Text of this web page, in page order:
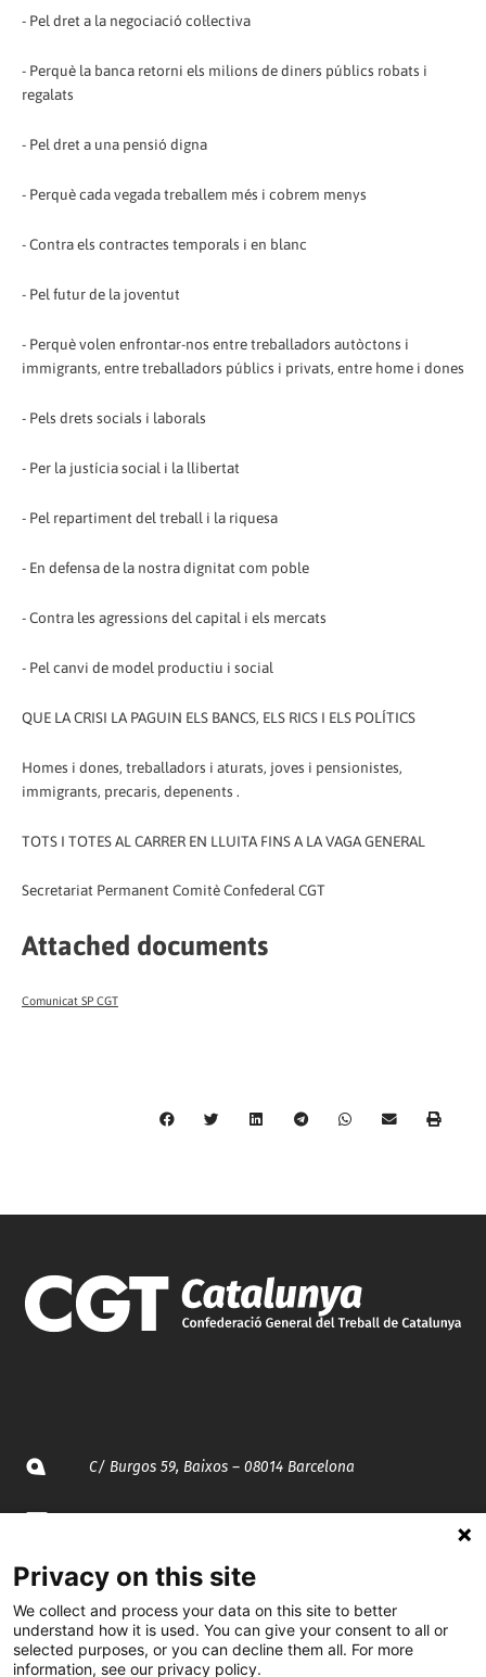
- Pel dret a la negociació col·lectiva
- Perquè la banca retorni els milions de diners públics robats i
regalats
- Pel dret a una pensió digna
- Perquè cada vegada treballem més i cobrem menys
- Contra els contractes temporals i en blanc
- Pel futur de la joventut
- Perquè volen enfrontar-nos entre treballadors autòctons i
immigrants, entre treballadors públics i privats, entre home i dones
- Pels drets socials i laborals
- Per la justícia social i la llibertat
- Pel repartiment del treball i la riquesa
- En defensa de la nostra dignitat com poble
- Contra les agressions del capital i els mercats
- Pel canvi de model productiu i social
QUE LA CRISI LA PAGUIN ELS BANCS, ELS RICS I ELS POLÍTICS
Homes i dones, treballadors i aturats, joves i pensionistes,
immigrants, precaris, depenents .
TOTS I TOTES AL CARRER EN LLUITA FINS A LA VAGA GENERAL
Secretariat Permanent Comitè Confederal CGT
Attached documents
Comunicat SP CGT
C/ Burgos 59, Baixos – 08014 Barcelona
935 120 481
@CGTCatalunya
Privacy on this site
We collect and process your data on this site to better
understand how it is used. You can give your consent to all or
selected purposes, or you can decline them all. For more
information, see our privacy policy.